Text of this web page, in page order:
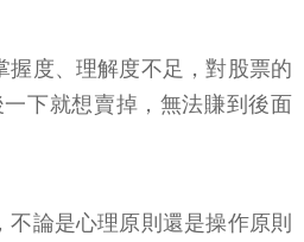
握度、理解度不足，對股票的
下就想賣掉，無法賺到後面
不論是心理原則還是操作原則